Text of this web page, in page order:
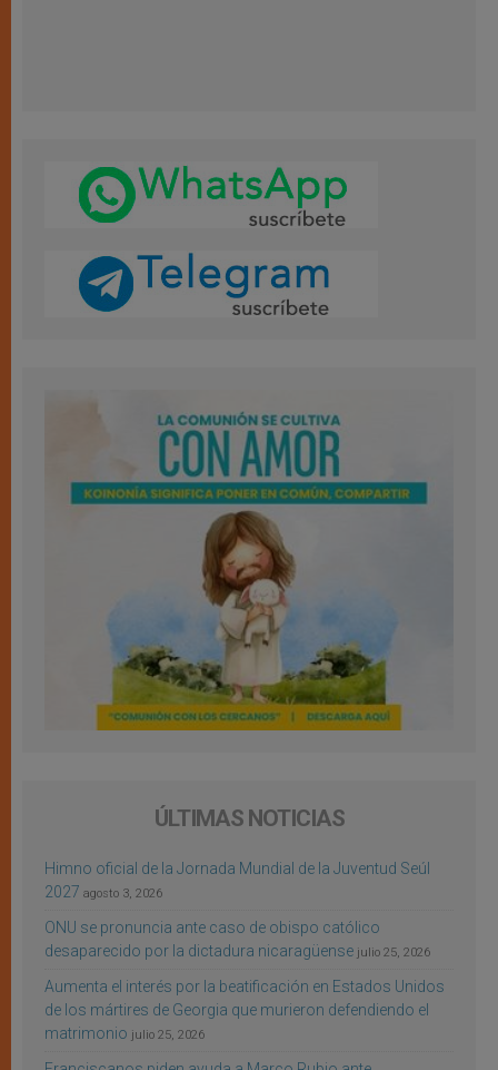
ÚLTIMAS NOTICIAS
Himno oficial de la Jornada Mundial de la Juventud Seúl
2027 agosto 3, 2026
ONU se pronuncia ante caso de obispo católico
desaparecido por la dictadura nicaragüense julio 25, 2026
Aumenta el interés por la beatificación en Estados Unidos
de los mártires de Georgia que murieron defendiendo el
matrimonio julio 25, 2026